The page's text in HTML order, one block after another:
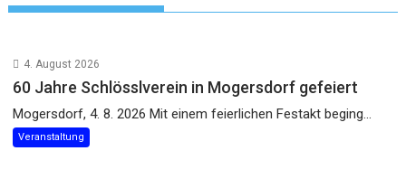
4. August 2026
60 Jahre Schlösslverein in Mogersdorf gefeiert
Mogersdorf, 4. 8. 2026 Mit einem feierlichen Festakt beging...
Veranstaltung